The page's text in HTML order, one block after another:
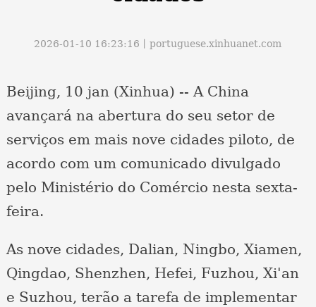
2026-01-10 16:23:16丨portuguese.xinhuanet.com
Beijing, 10 jan (Xinhua) -- A China
avançará na abertura do seu setor de
serviços em mais nove cidades piloto, de
acordo com um comunicado divulgado
pelo Ministério do Comércio nesta sexta-
feira.
As nove cidades, Dalian, Ningbo, Xiamen,
Qingdao, Shenzhen, Hefei, Fuzhou, Xi'an
e Suzhou, terão a tarefa de implementar